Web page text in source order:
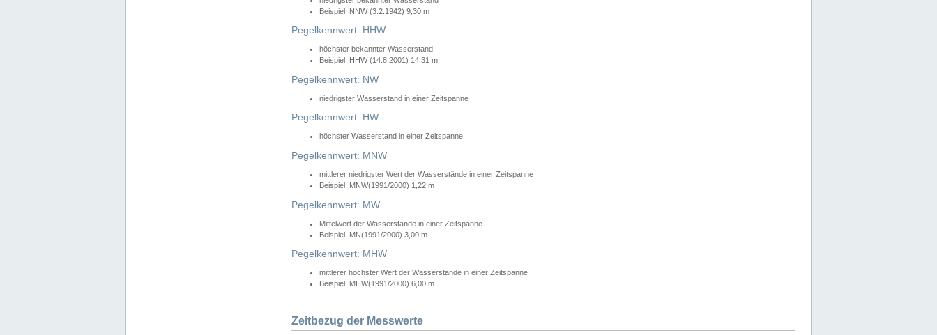
Beispiel: NNW (3.2.1942) 9,30 m
Pegelkennwert: HHW
höchster bekannter Wasserstand
Beispiel: HHW (14.8.2001) 14,31 m
Pegelkennwert: NW
niedrigster Wasserstand in einer Zeitspanne
Pegelkennwert: HW
höchster Wasserstand in einer Zeitspanne
Pegelkennwert: MNW
mittlerer niedrigster Wert der Wasserstände in einer Zeitspanne
Beispiel: MNW(1991/2000) 1,22 m
Pegelkennwert: MW
Mittelwert der Wasserstände in einer Zeitspanne
Beispiel: MN(1991/2000) 3,00 m
Pegelkennwert: MHW
mittlerer höchster Wert der Wasserstände in einer Zeitspanne
Beispiel: MHW(1991/2000) 6,00 m
Zeitbezug der Messwerte